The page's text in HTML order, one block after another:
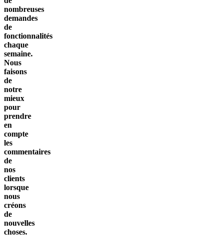
nombreuses
demandes
de
fonctionnalités
chaque
semaine.
Nous
faisons
de
notre
mieux
pour
prendre
en
compte
les
commentaires
de
nos
clients
lorsque
nous
créons
de
nouvelles
choses.